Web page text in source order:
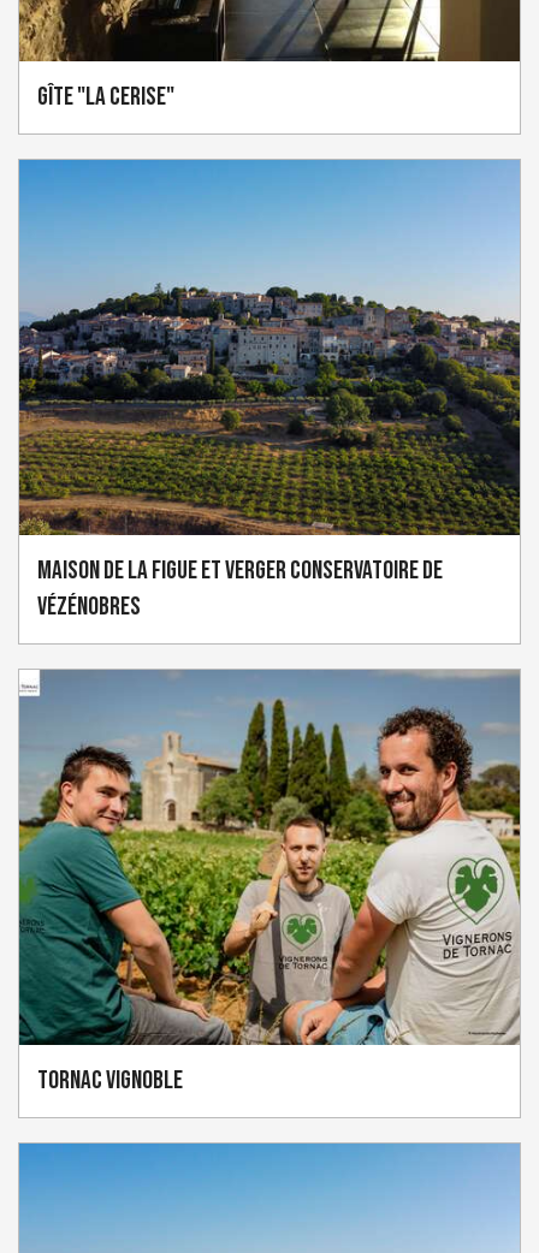
Gîte "La Cerise"
Maison de la Figue et Verger conservatoire de
Vézénobres
Tornac Vignoble